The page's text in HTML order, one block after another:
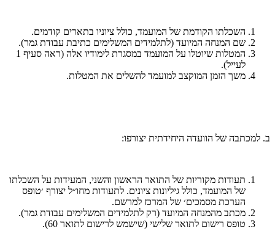
השכלתו הקודמת של המועמד, כולל ציוניו בתארים קודמים.
שם המנחה המיועד (לתלמידים המשלימים כתיבת עבודת גמר).
המטלות שיוטלו על המועמד במסגרת לימודיו אלה (ראה סעיף 1
לעייל).
משך הזמן המוקצב למועמד להשלים את המטלות.
ב. למכתבה של הוועדה היחידתית יצורפו:
תעודות מקוריות של התואר הראשון והשני, המעידות על השכלתו
של המועמד, כולל גיליונות ציונים. לתעודות מחו״ל יצורף ׳טופס
הערכת מסמכים׳ של המרכז למרשם.
מכתב מהמנחה המיועד (רק לתלמידים המשלימים עבודת גמר).
טופס רישום לתואר שלישי (שישמש לרישום לתואר 60).